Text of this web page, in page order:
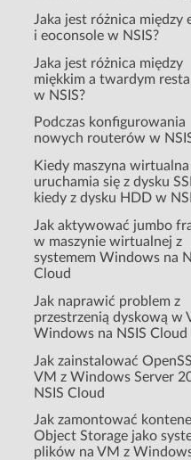
Jaka jest różnica między
i eoconsole w NSIS?
Jaka jest różnica między
miękkim a twardym
w NSIS?
Podczas konfigurowania
nowych routerów w
Kiedy maszyna wirtualna
uruchamia się z dysku
kiedy z dysku HDD w
Jak aktywować jumbo
w maszynie wirtualnej z
systemem Windows na
Cloud
Jak naprawić problem z
przestrzenią dyskową w
Windows na NSIS Cloud
Jak zainstalować
VM z Windows Server
NSIS Cloud
Jak zamontować
Object Storage jako
plików na VM z